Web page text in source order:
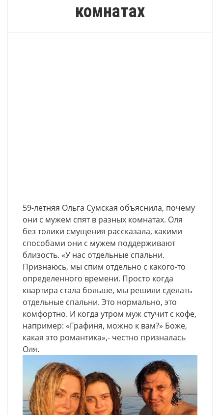
комнатах
59-летняя Ольга Сумская объяснила, почему
они с мужем спят в разных комнатах. Оля
без толики смущения рассказала, какими
способами они с мужем поддерживают
близость. «У нас отдельные спальни.
Признаюсь, мы спим отдельно с какого-то
определенного времени. Просто когда
квартира стала больше, мы решили сделать
отдельные спальни. Это нормально, это
комфортно. И когда утром муж стучит с кофе,
например: «Графиня, можно к вам?» Боже,
какая это романтика»,- честно призналась
Оля.